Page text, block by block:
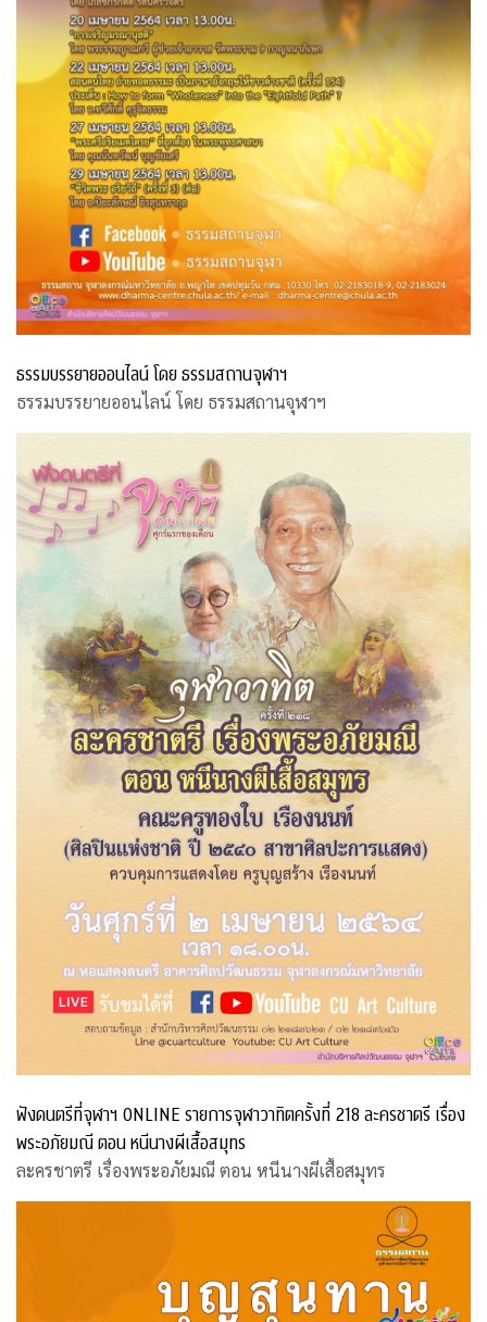
ธรรมบรรยายออนไลน์ โดย ธรรมสถานจุฬาฯ
ธรรมบรรยายออนไลน์ โดย ธรรมสถานจุฬาฯ
ฟังดนตรีที่จุฬาฯ ONLINE รายการจุฬาวาทิตครั้งที่ 218 ละครชาตรี เรื่อง
พระอภัยมณี ตอน หนีนางผีเสื้อสมุทร
ละครชาตรี เรื่องพระอภัยมณี ตอน หนีนางผีเสื้อสมุทร